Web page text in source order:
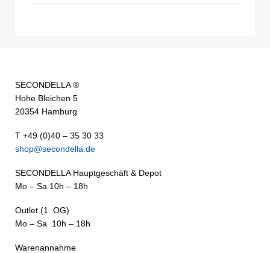
SECONDELLA ®
Hohe Bleichen 5
20354 Hamburg
T +49 (0)40 – 35 30 33
shop@secondella.de
SECONDELLA Hauptgeschäft & Depot
Mo – Sa 10h – 18h
Outlet (1. OG)
Mo – Sa 10h – 18h
Warenannahme